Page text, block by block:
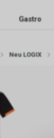
Gastro
Neu LOGIX